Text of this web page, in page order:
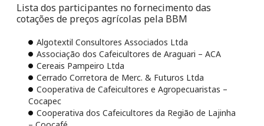
Lista dos participantes no fornecimento das
cotações de preços agrícolas pela BBM
Algotextil Consultores Associados Ltda
Associação dos Cafeicultores de Araguari – ACA
Cereais Pampeiro Ltda
Cerrado Corretora de Merc. & Futuros Ltda
Cooperativa de Cafeicultores e Agropecuaristas –
Cocapec
Cooperativa dos Cafeicultores da Região de Lajinha